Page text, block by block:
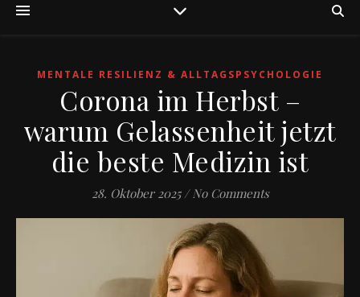
MENTALE RESILIENZ & ALLTAGSPSYCHOLOGIE
Corona im Herbst –
warum Gelassenheit jetzt
die beste Medizin ist
28. Oktober 2025 / No Comments